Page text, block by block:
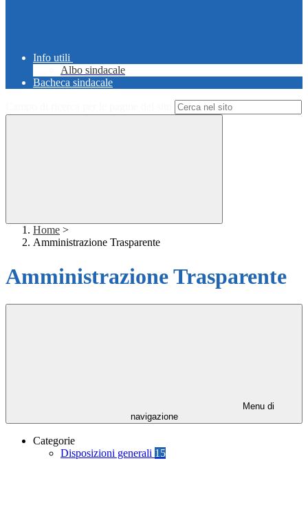
Info utili
Albo sindacale
Bacheca sindacale
Home >
Amministrazione Trasparente
Amministrazione Trasparente
Menu di
navigazione
Categorie
Disposizioni generali 15